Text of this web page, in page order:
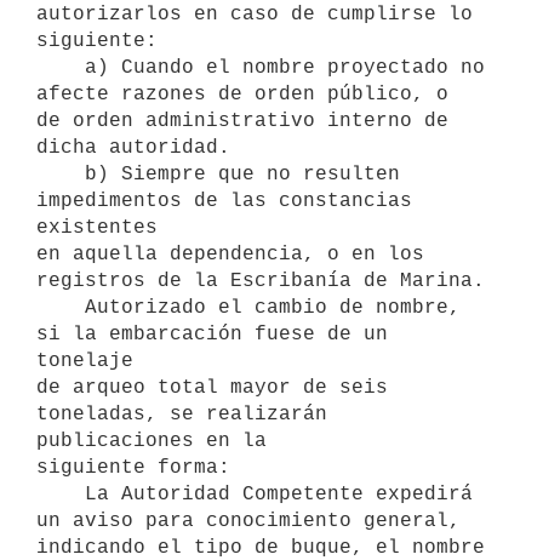
autorizarlos en caso de cumplirse lo
siguiente:
afecte razones de orden público, o
de orden administrativo interno de
dicha autoridad.
impedimentos de las constancias
existentes
en aquella dependencia, o en los
registros de la Escribanía de Marina.
si la embarcación fuese de un
tonelaje
de arqueo total mayor de seis
toneladas, se realizarán
publicaciones en la
siguiente forma:
un aviso para conocimiento general,
indicando el tipo de buque, el nombre